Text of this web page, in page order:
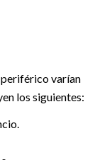
varían
los siguientes: